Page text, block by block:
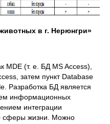
в г. Нерюнгри»
(т. е. БД MS Access),
затем пункт Database
Разработка БД является
информационных
интеграции
сферы жизни. Можно